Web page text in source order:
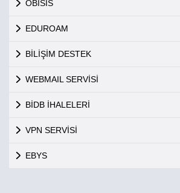
OBİSİS
EDUROAM
BİLİŞİM DESTEK
WEBMAIL SERVİSİ
BİDB İHALELERİ
VPN SERVİSİ
EBYS